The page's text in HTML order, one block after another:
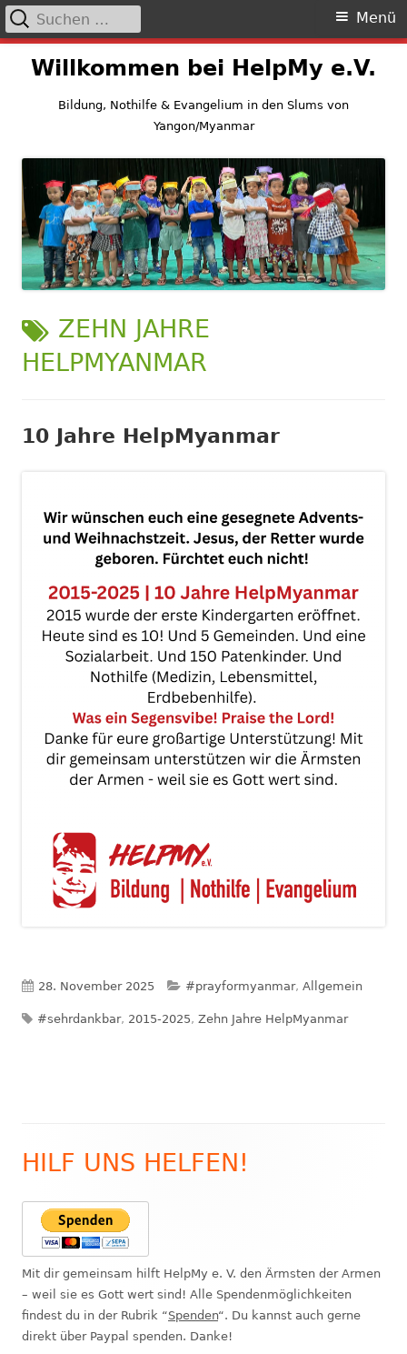
Springe
Willkommen bei HelpMy e.V.
Bildung, Nothilfe & Evangelium in den Slums von
Yangon/Myanmar
Primäres
Menü
Menü
Suchen
nach:
SCHLAGWORT:
ZEHN JAHRE
HELPMYANMAR
10 Jahre HelpMyanmar
Veröffentlicht
am
28. November 2025 Kategorien
#prayformyanmar, Allgemein
Schlagwörter
#sehrdankbar, 2015-2025, Zehn Jahre HelpMyanmar
Haupt-
Seitenleiste
HILF UNS HELFEN!
Mit dir gemeinsam hilft HelpMy e. V. den Ärmsten der Armen
– weil sie es Gott wert sind! Alle Spendenmöglichkeiten
findest du in der Rubrik “Spenden“. Du kannst auch gerne
direkt über Paypal spenden. Danke!